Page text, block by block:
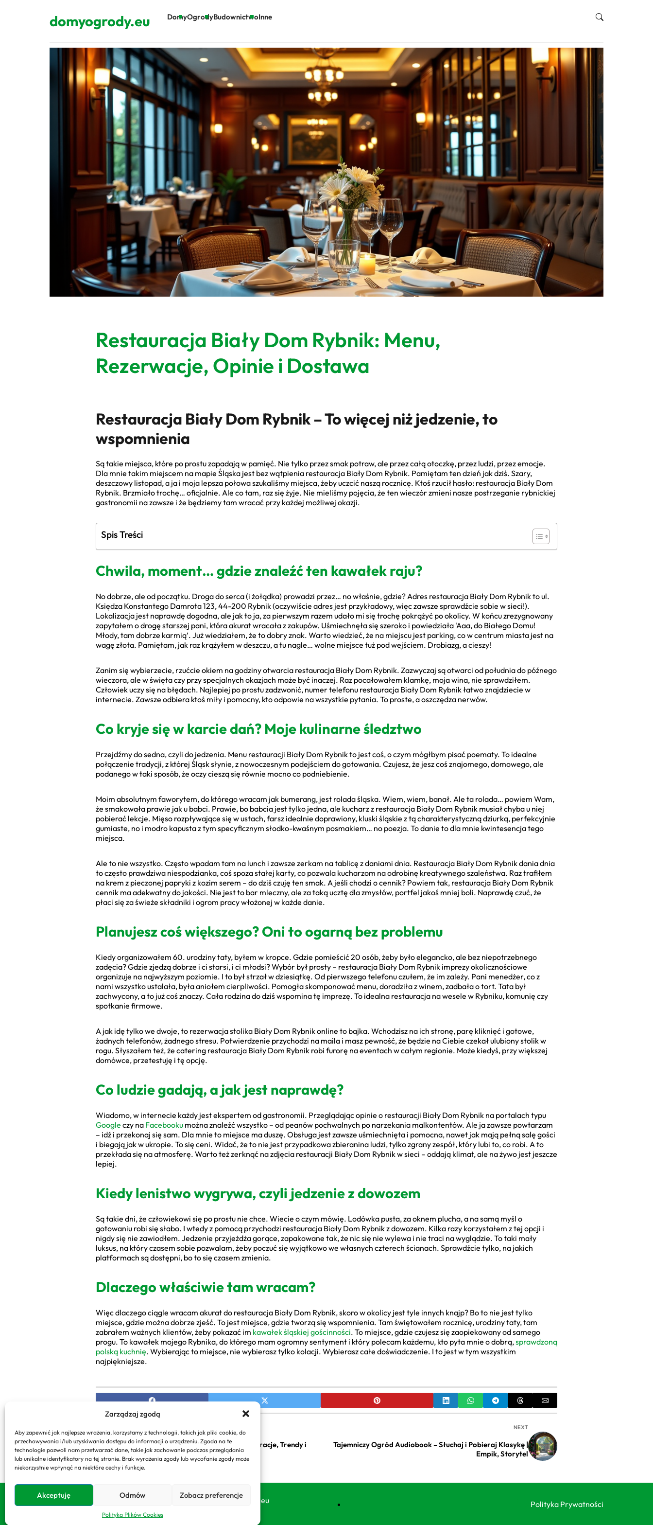
Zarządzaj zgodą
Aby zapewnić jak najlepsze wrażenia, korzystamy z technologii, takich jak pliki cookie, do
przechowywania i/lub uzyskiwania dostępu do informacji o urządzeniu. Zgoda na te
technologie pozwoli nam przetwarzać dane, takie jak zachowanie podczas przeglądania
lub unikalne identyfikatory na tej stronie. Brak wyrażenia zgody lub wycofanie zgody może
niekorzystnie wpłynąć na niektóre cechy i funkcje.
Akceptuję Odmów Zobacz preferencje
Polityka Plików Cookies
domyogrody.eu DomyOgrodyBudownictwoInne
Restauracja Biały Dom Rybnik: Menu,
Rezerwacje, Opinie i Dostawa
Restauracja Biały Dom Rybnik – To więcej niż jedzenie, to
wspomnienia
Są takie miejsca, które po prostu zapadają w pamięć. Nie tylko przez smak potraw, ale przez całą otoczkę, przez ludzi, przez emocje.
Dla mnie takim miejscem na mapie Śląska jest bez wątpienia restauracja Biały Dom Rybnik. Pamiętam ten dzień jak dziś. Szary,
deszczowy listopad, a ja i moja lepsza połowa szukaliśmy miejsca, żeby uczcić naszą rocznicę. Ktoś rzucił hasło: restauracja Biały Dom
Rybnik. Brzmiało trochę… oficjalnie. Ale co tam, raz się żyje. Nie mieliśmy pojęcia, że ten wieczór zmieni nasze postrzeganie rybnickiej
gastronomii na zawsze i że będziemy tam wracać przy każdej możliwej okazji.
Spis Treści
Chwila, moment… gdzie znaleźć ten kawałek raju?
No dobrze, ale od początku. Droga do serca (i żołądka) prowadzi przez… no właśnie, gdzie? Adres restauracja Biały Dom Rybnik to ul.
Księdza Konstantego Damrota 123, 44-200 Rybnik (oczywiście adres jest przykładowy, więc zawsze sprawdźcie sobie w sieci!).
Lokalizacja jest naprawdę dogodna, ale jak to ja, za pierwszym razem udało mi się trochę pokrążyć po okolicy. W końcu zrezygnowany
zapytałem o drogę starszej pani, która akurat wracała z zakupów. Uśmiechnęła się szeroko i powiedziała 'Aaa, do Białego Domu!
Młody, tam dobrze karmią’. Już wiedziałem, że to dobry znak. Warto wiedzieć, że na miejscu jest parking, co w centrum miasta jest na
wagę złota. Pamiętam, jak raz krążyłem w deszczu, a tu nagle… wolne miejsce tuż pod wejściem. Drobiazg, a cieszy!
Zanim się wybierzecie, rzućcie okiem na godziny otwarcia restauracja Biały Dom Rybnik. Zazwyczaj są otwarci od południa do późnego
wieczora, ale w święta czy przy specjalnych okazjach może być inaczej. Raz pocałowałem klamkę, moja wina, nie sprawdziłem.
Człowiek uczy się na błędach. Najlepiej po prostu zadzwonić, numer telefonu restauracja Biały Dom Rybnik łatwo znajdziecie w
internecie. Zawsze odbiera ktoś miły i pomocny, kto odpowie na wszystkie pytania. To proste, a oszczędza nerwów.
Co kryje się w karcie dań? Moje kulinarne śledztwo
Przejdźmy do sedna, czyli do jedzenia. Menu restauracji Biały Dom Rybnik to jest coś, o czym mógłbym pisać poematy. To idealne
połączenie tradycji, z której Śląsk słynie, z nowoczesnym podejściem do gotowania. Czujesz, że jesz coś znajomego, domowego, ale
podanego w taki sposób, że oczy cieszą się równie mocno co podniebienie.
Moim absolutnym faworytem, do którego wracam jak bumerang, jest rolada śląska. Wiem, wiem, banał. Ale ta rolada… powiem Wam,
że smakowała prawie jak u babci. Prawie, bo babcia jest tylko jedna, ale kucharz z restauracja Biały Dom Rybnik musiał chyba u niej
pobierać lekcje. Mięso rozpływające się w ustach, farsz idealnie doprawiony, kluski śląskie z tą charakterystyczną dziurką, perfekcyjnie
gumiaste, no i modro kapusta z tym specyficznym słodko-kwaśnym posmakiem… no poezja. To danie to dla mnie kwintesencja tego
miejsca.
Ale to nie wszystko. Często wpadam tam na lunch i zawsze zerkam na tablicę z daniami dnia. Restauracja Biały Dom Rybnik dania dnia
to często prawdziwa niespodzianka, coś spoza stałej karty, co pozwala kucharzom na odrobinę kreatywnego szaleństwa. Raz trafiłem
na krem z pieczonej papryki z kozim serem – do dziś czuję ten smak. A jeśli chodzi o cennik? Powiem tak, restauracja Biały Dom Rybnik
cennik ma adekwatny do jakości. Nie jest to bar mleczny, ale za taką ucztę dla zmysłów, portfel jakoś mniej boli. Naprawdę czuć, że
płaci się za świeże składniki i ogrom pracy włożonej w każde danie.
Planujesz coś większego? Oni to ogarną bez problemu
Kiedy organizowałem 60. urodziny taty, byłem w kropce. Gdzie pomieścić 20 osób, żeby było elegancko, ale bez niepotrzebnego
zadęcia? Gdzie zjedzą dobrze i ci starsi, i ci młodsi? Wybór był prosty – restauracja Biały Dom Rybnik imprezy okolicznościowe
organizuje na najwyższym poziomie. I to był strzał w dziesiątkę. Od pierwszego telefonu czułem, że im zależy. Pani menedżer, co z
nami wszystko ustalała, była aniołem cierpliwości. Pomogła skomponować menu, doradziła z winem, zadbała o tort. Tata był
zachwycony, a to już coś znaczy. Cała rodzina do dziś wspomina tę imprezę. To idealna restauracja na wesele w Rybniku, komunię czy
spotkanie firmowe.
A jak idę tylko we dwoje, to rezerwacja stolika Biały Dom Rybnik online to bajka. Wchodzisz na ich stronę, parę kliknięć i gotowe,
żadnych telefonów, żadnego stresu. Potwierdzenie przychodzi na maila i masz pewność, że będzie na Ciebie czekał ulubiony stolik w
rogu. Słyszałem też, że catering restauracja Biały Dom Rybnik robi furorę na eventach w całym regionie. Może kiedyś, przy większej
domówce, przetestuję i tę opcję.
Co ludzie gadają, a jak jest naprawdę?
Wiadomo, w internecie każdy jest ekspertem od gastronomii. Przeglądając opinie o restauracji Biały Dom Rybnik na portalach typu
Google czy na Facebooku można znaleźć wszystko – od peanów pochwalnych po narzekania malkontentów. Ale ja zawsze powtarzam
– idź i przekonaj się sam. Dla mnie to miejsce ma duszę. Obsługa jest zawsze uśmiechnięta i pomocna, nawet jak mają pełną salę gości
i biegają jak w ukropie. To się ceni. Widać, że to nie jest przypadkowa zbieranina ludzi, tylko zgrany zespół, który lubi to, co robi. A to
przekłada się na atmosferę. Warto też zerknąć na zdjęcia restauracji Biały Dom Rybnik w sieci – oddają klimat, ale na żywo jest jeszcze
lepiej.
Kiedy lenistwo wygrywa, czyli jedzenie z dowozem
Są takie dni, że człowiekowi się po prostu nie chce. Wiecie o czym mówię. Lodówka pusta, za oknem plucha, a na samą myśl o
gotowaniu robi się słabo. I wtedy z pomocą przychodzi restauracja Biały Dom Rybnik z dowozem. Kilka razy korzystałem z tej opcji i
nigdy się nie zawiodłem. Jedzenie przyjeżdża gorące, zapakowane tak, że nic się nie wylewa i nie traci na wyglądzie. To taki mały
luksus, na który czasem sobie pozwalam, żeby poczuć się wyjątkowo we własnych czterech ścianach. Sprawdźcie tylko, na jakich
platformach są dostępni, bo to się czasem zmienia.
Dlaczego właściwie tam wracam?
Więc dlaczego ciągle wracam akurat do restauracja Biały Dom Rybnik, skoro w okolicy jest tyle innych knajp? Bo to nie jest tylko
miejsce, gdzie można dobrze zjeść. To jest miejsce, gdzie tworzą się wspomnienia. Tam świętowałem rocznicę, urodziny taty, tam
zabrałem ważnych klientów, żeby pokazać im kawałek śląskiej gościnności. To miejsce, gdzie czujesz się zaopiekowany od samego
progu. To kawałek mojego Rybnika, do którego mam ogromny sentyment i który polecam każdemu, kto pyta mnie o dobrą,sprawdzoną
polską kuchnię. Wybierając to miejsce, nie wybierasz tylko kolacji. Wybierasz całe doświadczenie. I to jest w tym wszystkim
najpiękniejsze.
Nowoczesne Dekoracje do Ogrodu: Inspiracje, Trendy i
Pomysły na Stylową Przestrzeń
NEXT
Tajemniczy Ogród Audiobook – Słuchaj i Pobieraj Klasykę |
Empik, Storytel
Copyright 2026. All rights reserved powered by domyogrody.eu Polityka Prywatności